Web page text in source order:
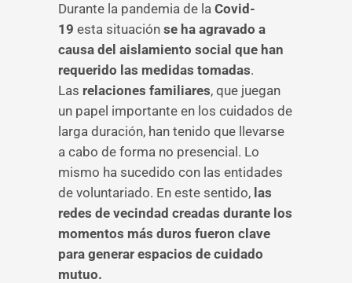
Durante la pandemia de la Covid-
19 esta situación se ha agravado a
causa del aislamiento social que han
requerido las medidas tomadas.
Las relaciones familiares, que juegan
un papel importante en los cuidados de
larga duración, han tenido que llevarse
a cabo de forma no presencial. Lo
mismo ha sucedido con las entidades
de voluntariado. En este sentido, las
redes de vecindad creadas durante los
momentos más duros fueron clave
para generar espacios de cuidado
mutuo.